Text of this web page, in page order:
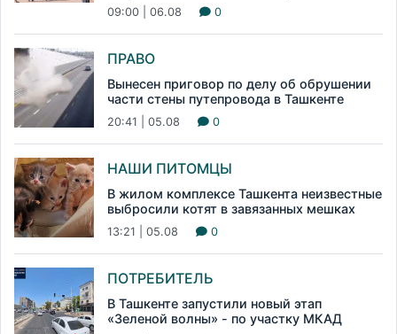
09:00 | 06.08 0
ПРАВО
Вынесен приговор по делу об обрушении
части стены путепровода в Ташкенте
20:41 | 05.08 0
НАШИ ПИТОМЦЫ
В жилом комплексе Ташкента неизвестные
выбросили котят в завязанных мешках
13:21 | 05.08 0
ПОТРЕБИТЕЛЬ
В Ташкенте запустили новый этап
«Зеленой волны» - по участку МКАД